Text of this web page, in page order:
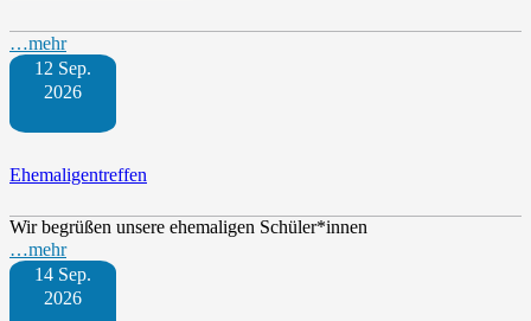
…mehr
12 Sep.
2026
Ehemaligentreffen
Wir begrüßen unsere ehemaligen Schüler*innen
…mehr
14 Sep.
2026